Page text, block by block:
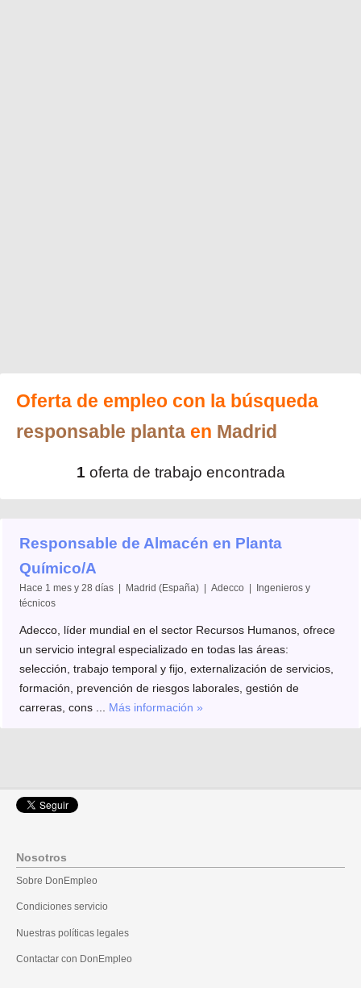
Oferta de empleo con la búsqueda
responsable planta en Madrid
1 oferta de trabajo encontrada
Responsable de Almacén en Planta
Químico/A
Hace 1 mes y 28 días | Madrid (España) | Adecco | Ingenieros y
técnicos
Adecco, líder mundial en el sector Recursos Humanos, ofrece
un servicio integral especializado en todas las áreas:
selección, trabajo temporal y fijo, externalización de servicios,
formación, prevención de riesgos laborales, gestión de
carreras, cons ... Más información »
Nosotros
Sobre DonEmpleo
Condiciones servicio
Nuestras políticas legales
Contactar con DonEmpleo